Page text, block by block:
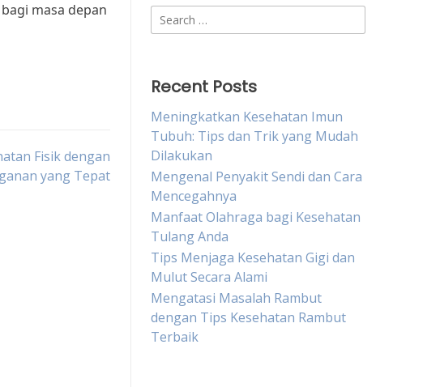
masa depan
Fisik dengan
yang Tepat
Search
for:
Recent Posts
Meningkatkan Kesehatan Imun
Tubuh: Tips dan Trik yang Mudah
Dilakukan
Mengenal Penyakit Sendi dan Cara
Mencegahnya
Manfaat Olahraga bagi Kesehatan
Tulang Anda
Tips Menjaga Kesehatan Gigi dan
Mulut Secara Alami
Mengatasi Masalah Rambut
dengan Tips Kesehatan Rambut
Terbaik